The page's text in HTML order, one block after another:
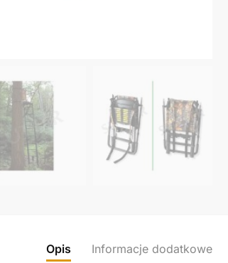
Opis Informacje dodatkowe